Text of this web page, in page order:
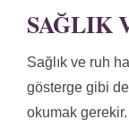
SAĞLIK
Sağlık ve ruh
gösterge gibi
okumak